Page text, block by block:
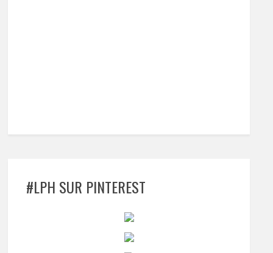
#LPH SUR PINTEREST